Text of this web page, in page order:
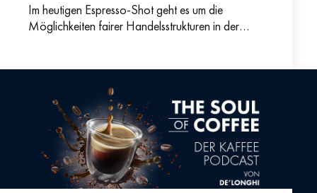
Im heutigen Espresso-Shot geht es um die
Möglichkeiten fairer Handelsstrukturen in der
üblichen